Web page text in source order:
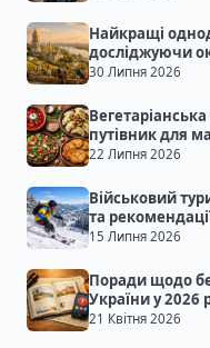
Найкращі
досліджуючи
30 Липня 2026
путівник для
22 Липня 2026
Військовий
та
15 Липня 2026
Поради щодо
України у 2026
21 Квітня 2026